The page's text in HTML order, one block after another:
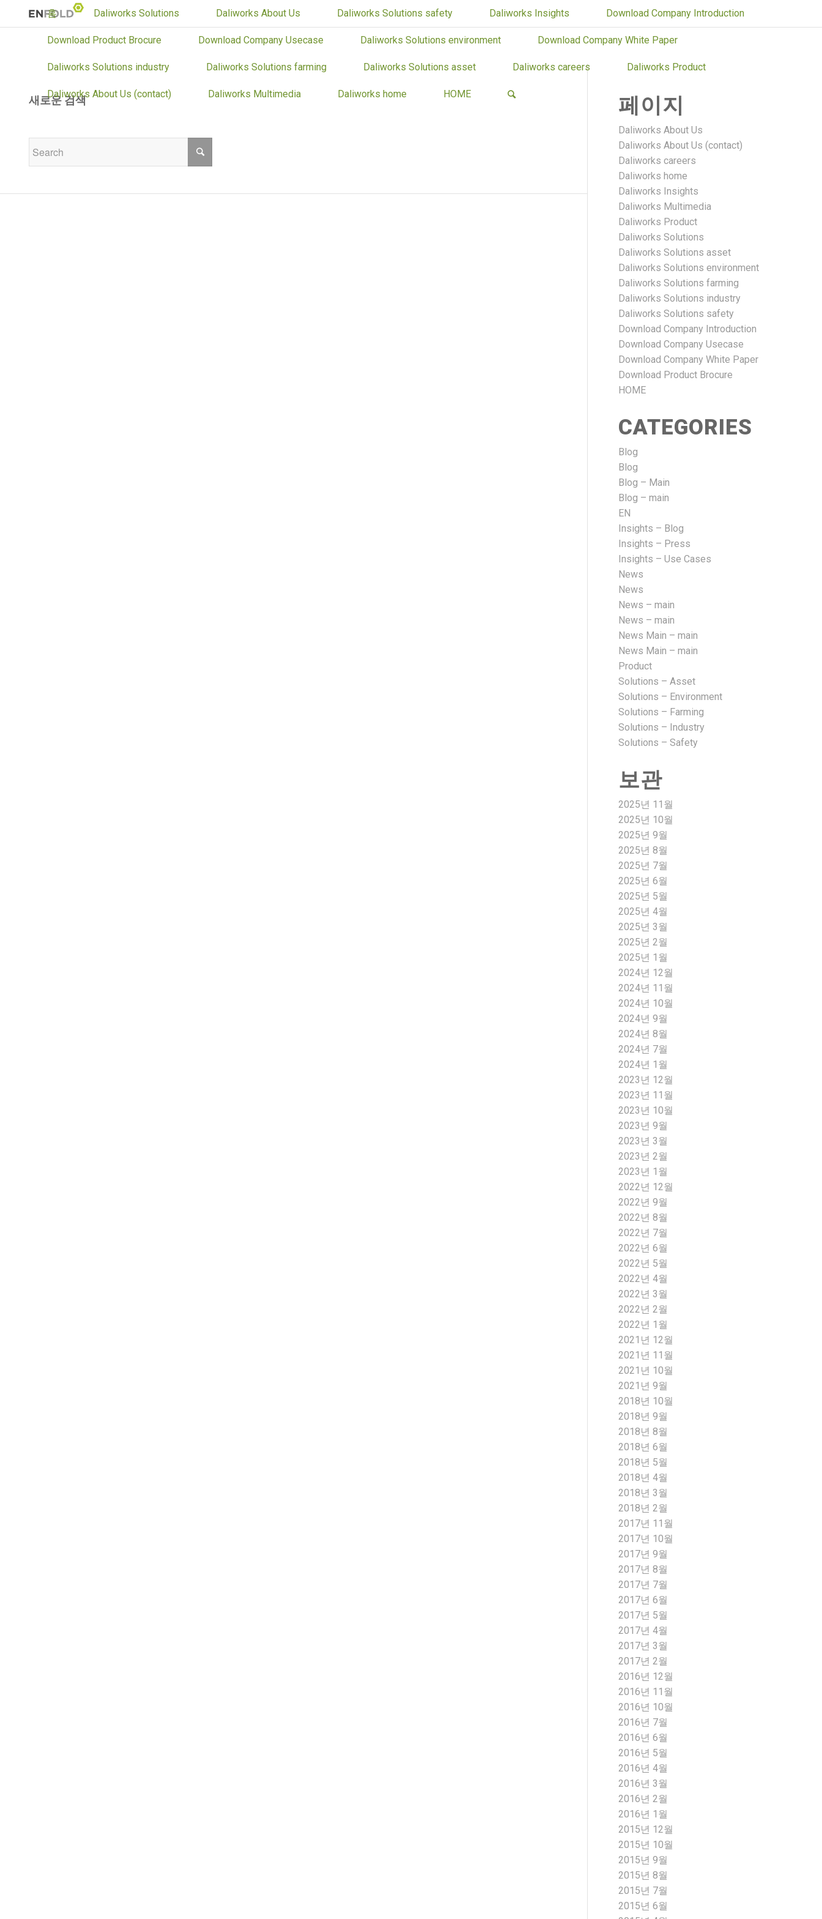
홈 Daliworks Solutions Daliworks About Us Daliworks Solutions safety Daliworks Insights Download Company Introduction
Download Product Brocure Download Company Usecase Daliworks Solutions environment Download Company White Paper
Daliworks Solutions industry Daliworks Solutions farming Daliworks Solutions asset Daliworks careers Daliworks Product
Daliworks About Us (contact) Daliworks Multimedia Daliworks home HOME
새로운 검색 페이지
Daliworks About Us
Daliworks About Us (contact)
Daliworks careers
Daliworks home
Daliworks Insights
Daliworks Multimedia
Daliworks Product
Daliworks Solutions
Daliworks Solutions asset
Daliworks Solutions environment
Daliworks Solutions farming
Daliworks Solutions industry
Daliworks Solutions safety
Download Company Introduction
Download Company Usecase
Download Company White Paper
Download Product Brocure
HOME
CATEGORIES
Blog
Blog
Blog – Main
Blog – main
EN
Insights – Blog
Insights – Press
Insights – Use Cases
News
News
News – main
News – main
News Main – main
News Main – main
Product
Solutions – Asset
Solutions – Environment
Solutions – Farming
Solutions – Industry
Solutions – Safety
보관
2025년 11월
2025년 10월
2025년 9월
2025년 8월
2025년 7월
2025년 6월
2025년 5월
2025년 4월
2025년 3월
2025년 2월
2025년 1월
2024년 12월
2024년 11월
2024년 10월
2024년 9월
2024년 8월
2024년 7월
2024년 1월
2023년 12월
2023년 11월
2023년 10월
2023년 9월
2023년 3월
2023년 2월
2023년 1월
2022년 12월
2022년 9월
2022년 8월
2022년 7월
2022년 6월
2022년 5월
2022년 4월
2022년 3월
2022년 2월
2022년 1월
2021년 12월
2021년 11월
2021년 10월
2021년 9월
2018년 10월
2018년 9월
2018년 8월
2018년 6월
2018년 5월
2018년 4월
2018년 3월
2018년 2월
2017년 11월
2017년 10월
2017년 9월
2017년 8월
2017년 7월
2017년 6월
2017년 5월
2017년 4월
2017년 3월
2017년 2월
2016년 12월
2016년 11월
2016년 10월
2016년 7월
2016년 6월
2016년 5월
2016년 4월
2016년 3월
2016년 2월
2016년 1월
2015년 12월
2015년 10월
2015년 9월
2015년 8월
2015년 7월
2015년 6월